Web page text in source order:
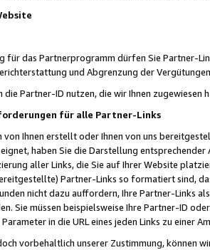
für das Partnerprogramm dürfen Sie Partner-
und Abgrenzung der
die Partner-ID nutzen, die wir Ihnen zugewiesen
für alle Partner-Links
von Ihnen erstellt oder Ihnen von uns
haben Sie die Darstellung
aller Links, die Sie auf Ihrer Website
Partner-Links so formatiert sind,
nicht dazu auffordern, Ihre Partner-Links
Sie müssen beispielsweise Ihre Partner-ID
in die URL eines jeden Links zu einer
vorbehaltlich unserer Zustimmung, können